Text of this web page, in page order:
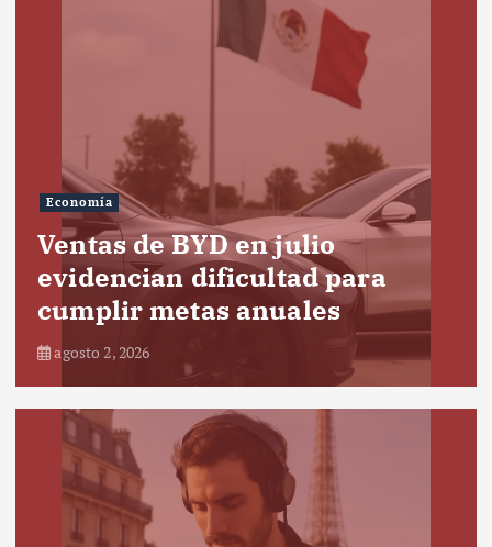
Economía
Ventas de BYD en julio
evidencian dificultad para
cumplir metas anuales
agosto 2, 2026